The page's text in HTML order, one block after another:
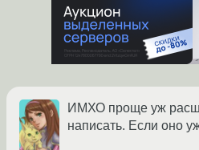
ИМХО проще уж
написать. Если оно